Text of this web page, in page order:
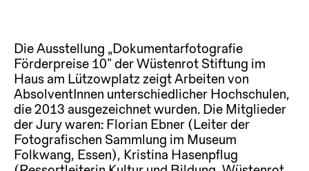
Die Ausstellung „Dokumentarfotografie
Förderpreise 10“ der Wüstenrot Stiftung im
Haus am Lützowplatz zeigt Arbeiten von
AbsolventInnen unterschiedlicher Hochschulen,
die 2013 ausgezeichnet wurden. Die Mitglieder
der Jury waren: Florian Ebner (Leiter der
Fotografischen Sammlung im Museum
Folkwang, Essen), Kristina Hasenpflug